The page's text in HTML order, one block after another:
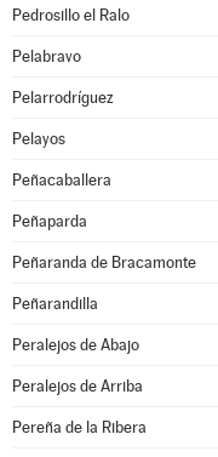
Pedrosillo el Ralo
Pelabravo
Pelarrodríguez
Pelayos
Peñacaballera
Peñaparda
Peñaranda de Bracamonte
Peñarandilla
Peralejos de Abajo
Peralejos de Arriba
Pereña de la Ribera